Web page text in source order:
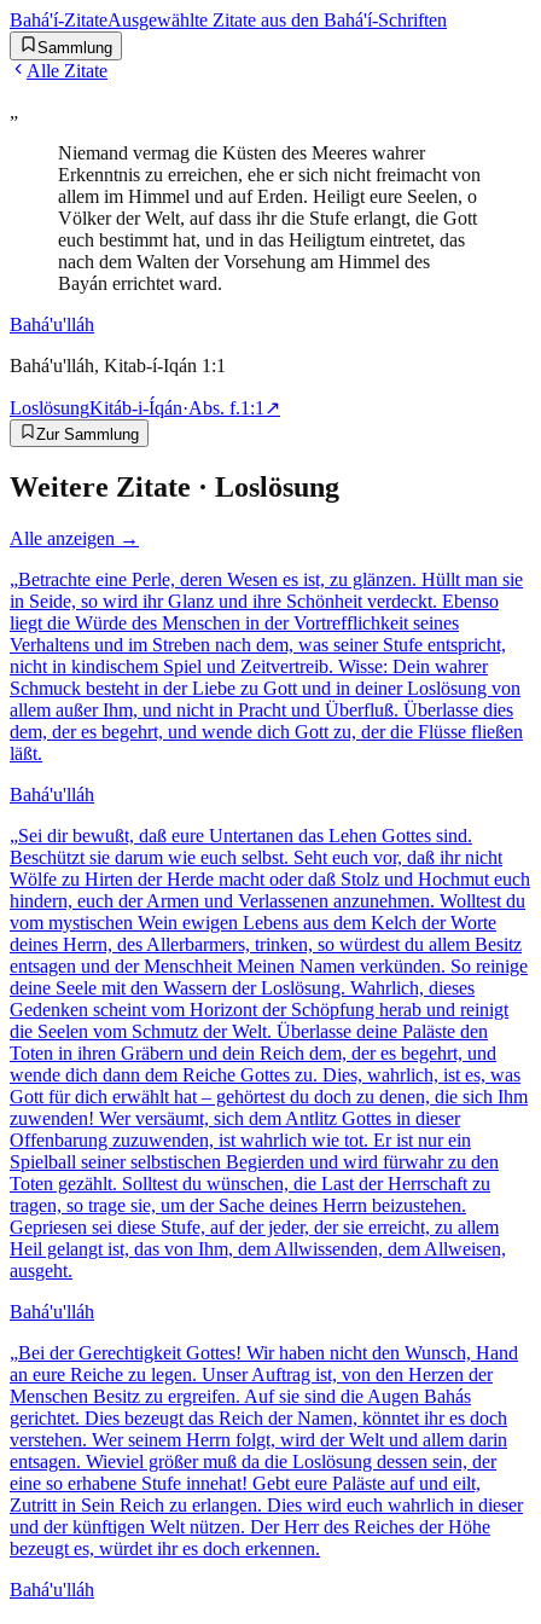
Bahá'í-ZitateAusgewählte Zitate aus den Bahá'í-Schriften
Sammlung
Alle Zitate
„
Niemand vermag die Küsten des Meeres wahrer
Erkenntnis zu erreichen, ehe er sich nicht freimacht von
allem im Himmel und auf Erden. Heiligt eure Seelen, o
Völker der Welt, auf dass ihr die Stufe erlangt, die Gott
euch bestimmt hat, und in das Heiligtum eintretet, das
nach dem Walten der Vorsehung am Himmel des
Bayán errichtet ward.
Bahá'u'lláh
Bahá'u'lláh, Kitab-í-Iqán 1:1
LoslösungKitáb-i-Íqán·Abs. f.1:1 ↗
Zur Sammlung
Weitere Zitate · Loslösung
Alle anzeigen →
„Betrachte eine Perle, deren Wesen es ist, zu glänzen. Hüllt man sie
in Seide, so wird ihr Glanz und ihre Schönheit verdeckt. Ebenso
liegt die Würde des Menschen in der Vortrefflichkeit seines
Verhaltens und im Streben nach dem, was seiner Stufe entspricht,
nicht in kindischem Spiel und Zeitvertreib. Wisse: Dein wahrer
Schmuck besteht in der Liebe zu Gott und in deiner Loslösung von
allem außer Ihm, und nicht in Pracht und Überfluß. Überlasse dies
dem, der es begehrt, und wende dich Gott zu, der die Flüsse fließen
läßt.
Bahá'u'lláh
„Sei dir bewußt, daß eure Untertanen das Lehen Gottes sind.
Beschützt sie darum wie euch selbst. Seht euch vor, daß ihr nicht
Wölfe zu Hirten der Herde macht oder daß Stolz und Hochmut euch
hindern, euch der Armen und Verlassenen anzunehmen. Wolltest du
vom mystischen Wein ewigen Lebens aus dem Kelch der Worte
deines Herrn, des Allerbarmers, trinken, so würdest du allem Besitz
entsagen und der Menschheit Meinen Namen verkünden. So reinige
deine Seele mit den Wassern der Loslösung. Wahrlich, dieses
Gedenken scheint vom Horizont der Schöpfung herab und reinigt
die Seelen vom Schmutz der Welt. Überlasse deine Paläste den
Toten in ihren Gräbern und dein Reich dem, der es begehrt, und
wende dich dann dem Reiche Gottes zu. Dies, wahrlich, ist es, was
Gott für dich erwählt hat – gehörtest du doch zu denen, die sich Ihm
zuwenden! Wer versäumt, sich dem Antlitz Gottes in dieser
Offenbarung zuzuwenden, ist wahrlich wie tot. Er ist nur ein
Spielball seiner selbstischen Begierden und wird fürwahr zu den
Toten gezählt. Solltest du wünschen, die Last der Herrschaft zu
tragen, so trage sie, um der Sache deines Herrn beizustehen.
Gepriesen sei diese Stufe, auf der jeder, der sie erreicht, zu allem
Heil gelangt ist, das von Ihm, dem Allwissenden, dem Allweisen,
ausgeht.
Bahá'u'lláh
„Bei der Gerechtigkeit Gottes! Wir haben nicht den Wunsch, Hand
an eure Reiche zu legen. Unser Auftrag ist, von den Herzen der
Menschen Besitz zu ergreifen. Auf sie sind die Augen Bahás
gerichtet. Dies bezeugt das Reich der Namen, könntet ihr es doch
verstehen. Wer seinem Herrn folgt, wird der Welt und allem darin
entsagen. Wieviel größer muß da die Loslösung dessen sein, der
eine so erhabene Stufe innehat! Gebt eure Paläste auf und eilt,
Zutritt in Sein Reich zu erlangen. Dies wird euch wahrlich in dieser
und der künftigen Welt nützen. Der Herr des Reiches der Höhe
bezeugt es, würdet ihr es doch erkennen.
Bahá'u'lláh